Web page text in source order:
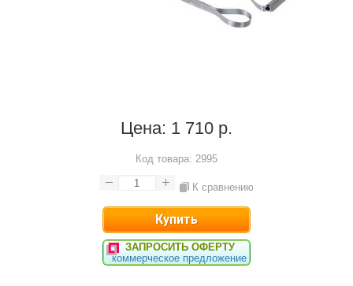
Цена: 1 710 р.
Код товара: 2995
К сравнению
ЗАПРОСИТЬ ОФЕРТУ
коммерческое предложение